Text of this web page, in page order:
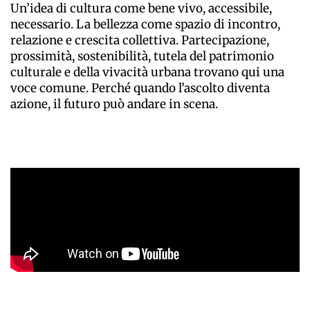
Un’idea di cultura come bene vivo, accessibile,
necessario. La bellezza come spazio di incontro,
relazione e crescita collettiva. Partecipazione,
prossimità, sostenibilità, tutela del patrimonio
culturale e della vivacità urbana trovano qui una
voce comune. Perché quando l’ascolto diventa
azione, il futuro può andare in scena.